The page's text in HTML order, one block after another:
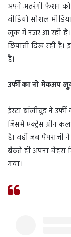
अपने अतरंगी फैशन
वीडियो सोशल
लुक में नजर आ रही है।
छिपाती दिख रही
हैं।
उर्फी का नो मेकअप
इंस्टा बॉलीवुड ने
जिसमें एक्ट्रेस ग्रीन
हैं। वहीं जब पैपराजी
बैठते ही अपना चेहरा
गया।